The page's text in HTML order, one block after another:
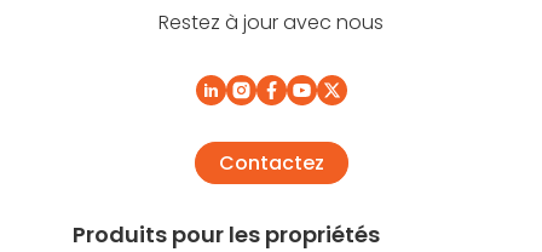
Restez à jour avec nous
Contactez
Produits pour les propriétés